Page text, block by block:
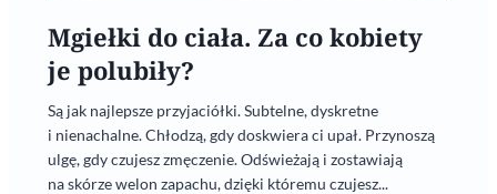
Mgiełki do ciała. Za co kobiety
je polubiły?
Są jak najlepsze przyjaciółki. Subtelne, dyskretne
i nienachalne. Chłodzą, gdy doskwiera ci upał. Przynoszą
ulgę, gdy czujesz zmęczenie. Odświeżają i zostawiają
na skórze welon zapachu, dzięki któremu czujesz...